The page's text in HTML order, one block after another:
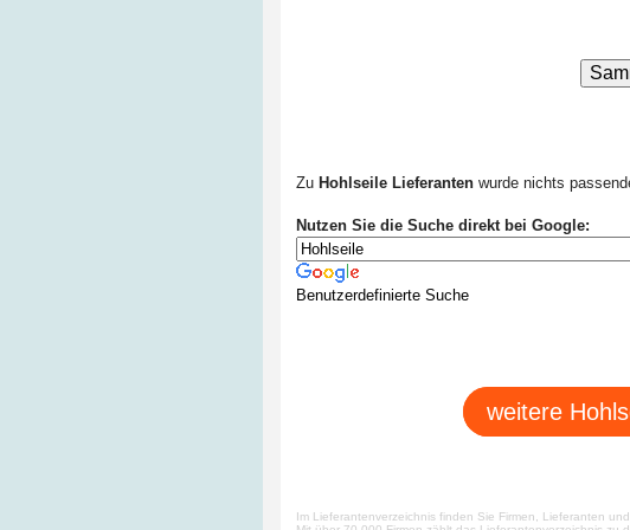
Zu Hohlseile Lieferanten wurde nichts
Nutzen Sie die Suche direkt bei Google:
Benutzerdefinierte Suche
weitere
Im Lieferantenverzeichnis finden Sie Firmen, Lieferanten